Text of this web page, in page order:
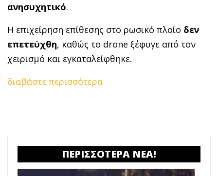
ανησυχητικό.
Η επιχείρηση επίθεσης στο ρωσικό πλοίο δεν
επετεύχθη, καθώς το drone ξέφυγε από τον
χειρισμό και εγκαταλείφθηκε.
διαβάστε περισσότερα
ΠΕΡΙΣΣΟΤΕΡΑ ΝΕΑ!